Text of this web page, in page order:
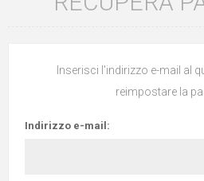
Inserisci l'indirizzo e-mail al
reimpostare la
Indirizzo e-mail: